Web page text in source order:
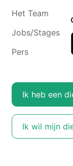
Het Team
Jobs/Stages
Pers
Ik heb een
Ik wil mijn